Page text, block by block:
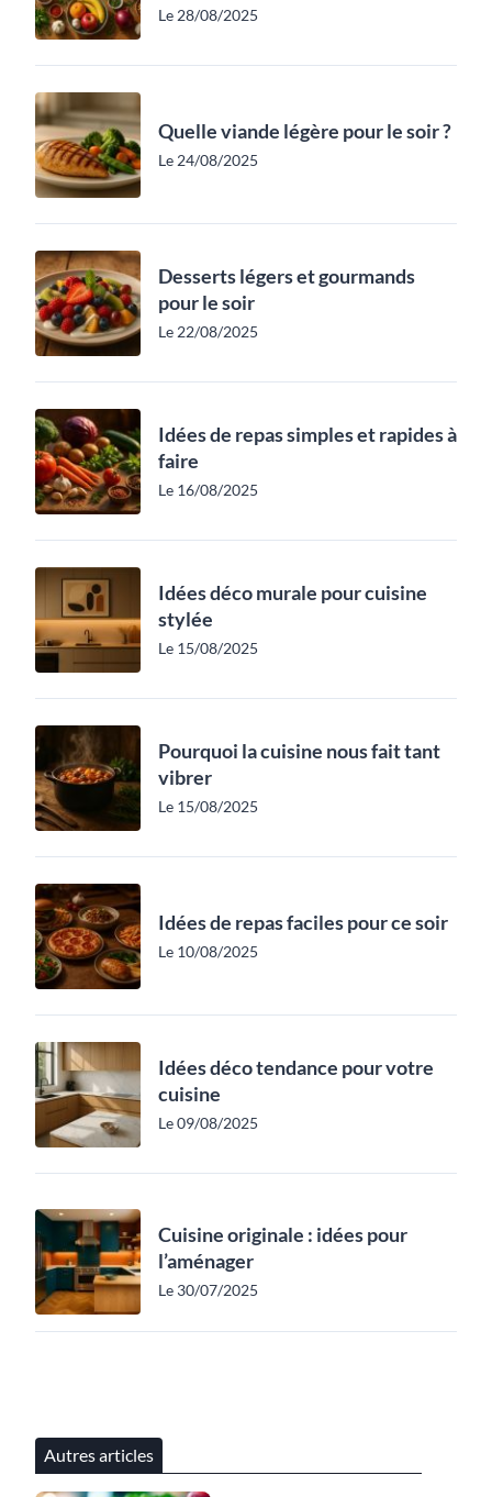
Le 28/08/2025
Quelle viande légère pour le soir ?
Le 24/08/2025
Desserts légers et gourmands
pour le soir
Le 22/08/2025
Idées de repas simples et rapides à
faire
Le 16/08/2025
Idées déco murale pour cuisine
stylée
Le 15/08/2025
Pourquoi la cuisine nous fait tant
vibrer
Le 15/08/2025
Idées de repas faciles pour ce soir
Le 10/08/2025
Idées déco tendance pour votre
cuisine
Le 09/08/2025
Cuisine originale : idées pour
l’aménager
Le 30/07/2025
Autres articles